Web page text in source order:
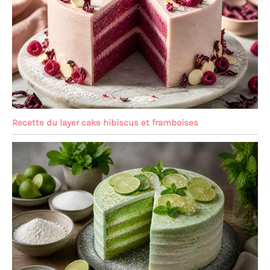
Recette du layer cake hibiscus et framboises